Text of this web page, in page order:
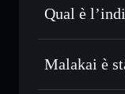
di privacy
ed esclusivo
Qual è
Malakai è
Malakai